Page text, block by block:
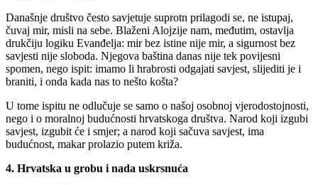
Današnje društvo često savjetuje suprotn prilagodi se, ne istupaj,
čuvaj mir, misli na sebe. Blaženi Alojzije nam, međutim, ostavlja
drukčiju logiku Evanđelja: mir bez istine nije mir, a sigurnost bez
savjesti nije sloboda. Njegova baština danas nije tek povijesni
spomen, nego ispit: imamo li hrabrosti odgajati savjest, slijediti je i
braniti, i onda kada nas to nešto košta?
U tome ispitu ne odlučuje se samo o našoj osobnoj vjerodostojnosti,
nego i o moralnoj budućnosti hrvatskoga društva. Narod koji izgubi
savjest, izgubit će i smjer; a narod koji sačuva savjest, ima
budućnost, makar prolazio putem križa.
4. Hrvatska u grobu i nada uskrsnuća